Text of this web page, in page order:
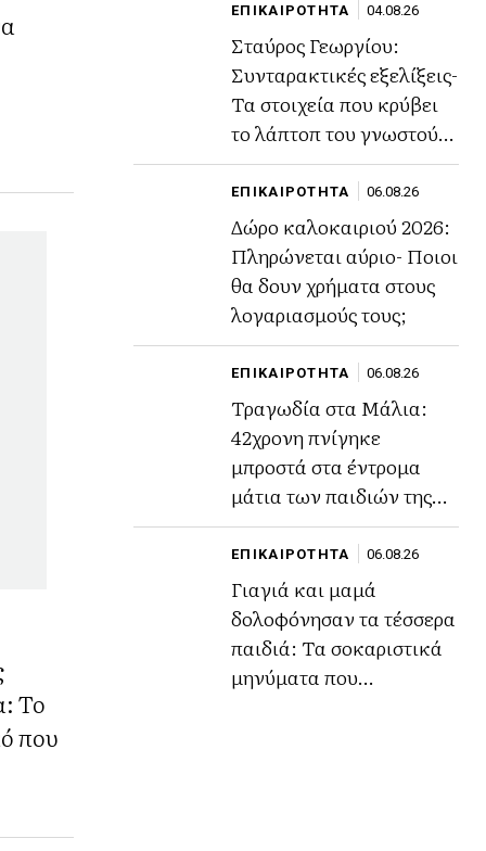
Το
που
ΕΠΙΚΑΙΡΟΤΗΤΑ 04.08.26
Σταύρος Γεωργίου:
Συνταρακτικές εξελίξεις-
Τα στοιχεία που κρύβει
το λάπτοπ του γνωστού
ποινικολόγου
ΕΠΙΚΑΙΡΟΤΗΤΑ 06.08.26
Δώρο καλοκαιριού 2026:
Πληρώνεται αύριο- Ποιοι
θα δουν χρήματα στους
λογαριασμούς τους;
ΕΠΙΚΑΙΡΟΤΗΤΑ 06.08.26
Τραγωδία στα Μάλια:
42χρονη πνίγηκε
μπροστά στα έντρομα
μάτια των παιδιών της
για να σώσει τη φίλη της
ΕΠΙΚΑΙΡΟΤΗΤΑ 06.08.26
Γιαγιά και μαμά
δολοφόνησαν τα τέσσερα
παιδιά: Τα σοκαριστικά
μηνύματα που